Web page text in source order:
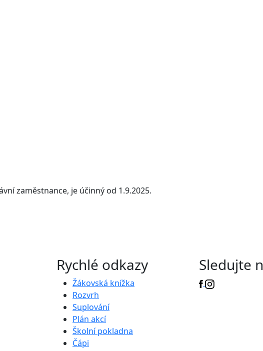
zaměstnance, je účinný od 1.9.2025.
Rychlé odkazy
Žákovská knížka
Rozvrh
Suplování
Plán akcí
Školní pokladna
Čápi
Sledujte